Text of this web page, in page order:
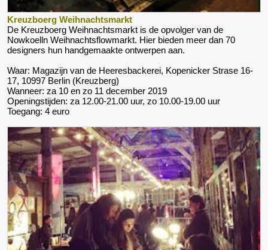
Kreuzboerg Weihnachtsmarkt
De Kreuzboerg Weihnachtsmarkt is de opvolger van de
Nowkoelln Weihnachtsflowmarkt. Hier bieden meer dan 70
designers hun handgemaakte ontwerpen aan.
Waar: Magazijn van de Heeresbackerei, Kopenicker Strase 16-
17, 10997 Berlin (Kreuzberg)
Wanneer: za 10 en zo 11 december 2019
Openingstijden: za 12.00-21.00 uur, zo 10.00-19.00 uur
Toegang: 4 euro